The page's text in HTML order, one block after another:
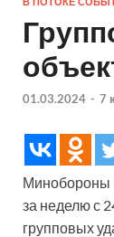
01.03.2024 - 7
Минобороны
за неделю с
групповых